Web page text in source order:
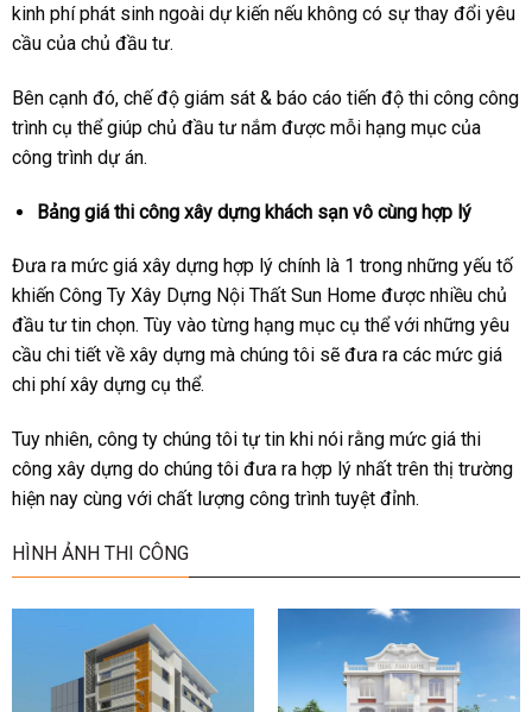
kinh phí phát sinh ngoài dự kiến nếu không có sự thay đổi yêu
cầu của chủ đầu tư.
Bên cạnh đó, chế độ giám sát & báo cáo tiến độ thi công công
trình cụ thể giúp chủ đầu tư nắm được mỗi hạng mục của
công trình dự án.
Bảng giá thi công xây dựng khách sạn vô cùng hợp lý
Đưa ra mức giá xây dựng hợp lý chính là 1 trong những yếu tố
khiến Công Ty Xây Dựng Nội Thất Sun Home được nhiều chủ
đầu tư tin chọn. Tùy vào từng hạng mục cụ thể với những yêu
cầu chi tiết về xây dựng mà chúng tôi sẽ đưa ra các mức giá
chi phí xây dựng cụ thể.
Tuy nhiên, công ty chúng tôi tự tin khi nói rằng mức giá thi
công xây dựng do chúng tôi đưa ra hợp lý nhất trên thị trường
hiện nay cùng với chất lượng công trình tuyệt đỉnh.
HÌNH ẢNH THI CÔNG